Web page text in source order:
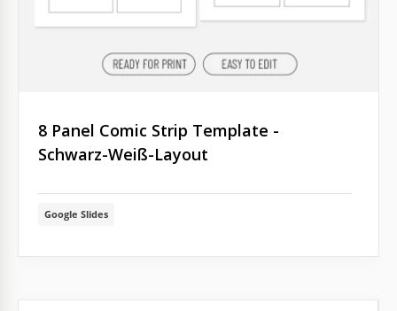
8 Panel Comic Strip Template -
Schwarz-Weiß-Layout
Google Slides